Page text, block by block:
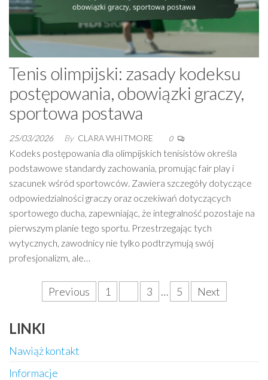
Tenis olimpijski: zasady kodeksu
postępowania, obowiązki graczy,
sportowa postawa
25/03/2026 By CLARA WHITMORE 0
Kodeks postępowania dla olimpijskich tenisistów określa
podstawowe standardy zachowania, promując fair play i
szacunek wśród sportowców. Zawiera szczegóły dotyczące
odpowiedzialności graczy oraz oczekiwań dotyczących
sportowego ducha, zapewniając, że integralność pozostaje na
pierwszym planie tego sportu. Przestrzegając tych
wytycznych, zawodnicy nie tylko podtrzymują swój
profesjonalizm, ale…
PostsPrevious 1 3 … 5 Next
LINKI
Nawiąż kontakt
Informacje